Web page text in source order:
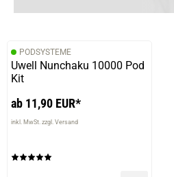
PODSYSTEME
Uwell Nunchaku 10000 Pod
Kit
ab 11,90 EUR*
inkl. MwSt. zzgl. Versand